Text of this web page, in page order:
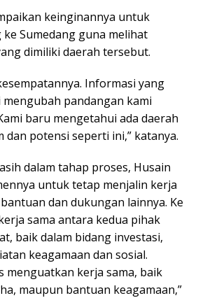
keinginannya untuk
Sumedang guna melihat
dimiliki daerah tersebut.
Informasi yang
pandangan kami
baru mengetahui ada daerah
dan potensi seperti ini,” katanya.
dalam tahap proses, Husain
untuk tetap menjalin kerja
dan dukungan lainnya. Ke
sama antara kedua pihak
baik dalam bidang investasi,
keagamaan dan sosial.
menguatkan kerja sama, baik
maupun bantuan keagamaan,”